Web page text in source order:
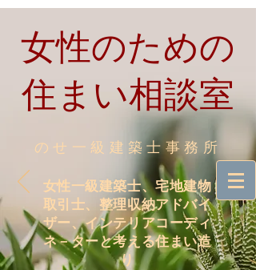
​女性のための
住まい相談室
のせ一級建築士事務所
女性一級建築士、宅地建物
取引士、整理収納アドバイ
ザー、インテリアコーディ
ネ－ターと考える住まい造
り